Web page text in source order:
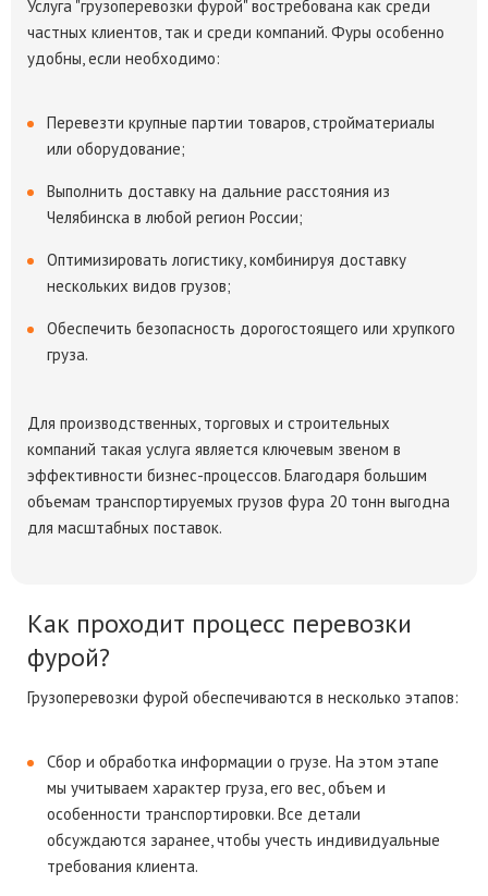
Услуга "грузоперевозки фурой" востребована как среди
частных клиентов, так и среди компаний. Фуры особенно
удобны, если необходимо:
Перевезти крупные партии товаров, стройматериалы
или оборудование;
Выполнить доставку на дальние расстояния из
Челябинска в любой регион России;
Оптимизировать логистику, комбинируя доставку
нескольких видов грузов;
Обеспечить безопасность дорогостоящего или хрупкого
груза.
Для производственных, торговых и строительных
компаний такая услуга является ключевым звеном в
эффективности бизнес-процессов. Благодаря большим
объемам транспортируемых грузов фура 20 тонн выгодна
для масштабных поставок.
Как проходит процесс перевозки
фурой?
Грузоперевозки фурой обеспечиваются в несколько этапов:
Сбор и обработка информации о грузе. На этом этапе
мы учитываем характер груза, его вес, объем и
особенности транспортировки. Все детали
обсуждаются заранее, чтобы учесть индивидуальные
требования клиента.